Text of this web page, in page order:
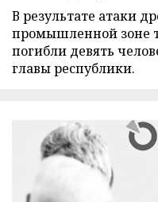
В результате атаки
промышленной зоне
погибли девять
главы республики.